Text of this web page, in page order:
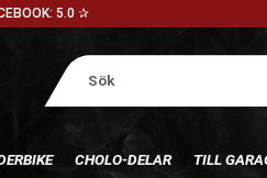
5.0 ✰
CHOLO-DELAR TILL